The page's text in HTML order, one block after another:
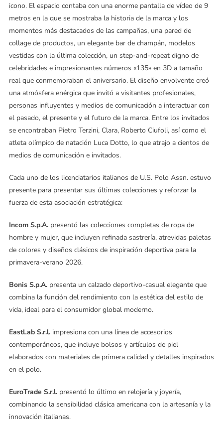
icono. El espacio contaba con una enorme pantalla de vídeo de 9
metros en la que se mostraba la historia de la marca y los
momentos más destacados de las campañas, una pared de
collage de productos, un elegante bar de champán, modelos
vestidas con la última colección, un step-and-repeat digno de
celebridades e impresionantes números «135» en 3D a tamaño
real que conmemoraban el aniversario. El diseño envolvente creó
una atmósfera enérgica que invitó a visitantes profesionales,
personas influyentes y medios de comunicación a interactuar con
el pasado, el presente y el futuro de la marca. Entre los invitados
se encontraban Pietro Terzini, Clara, Roberto Ciufoli, así como el
atleta olímpico de natación Luca Dotto, lo que atrajo a cientos de
medios de comunicación e invitados.
Cada uno de los licenciatarios italianos de U.S. Polo Assn. estuvo
presente para presentar sus últimas colecciones y reforzar la
fuerza de esta asociación estratégica:
Incom S.p.A.presentó las colecciones completas de ropa de
hombre y mujer, que incluyen refinada sastrería, atrevidas paletas
de colores y diseños clásicos de inspiración deportiva para la
primavera-verano 2026.
Bonis S.p.A.presenta un calzado deportivo-casual elegante que
combina la función del rendimiento con la estética del estilo de
vida, ideal para el consumidor global moderno.
EastLab S.r.l.impresiona con una línea de accesorios
contemporáneos, que incluye bolsos y artículos de piel
elaborados con materiales de primera calidad y detalles inspirados
en el polo.
EuroTrade S.r.l.presentó lo último en relojería y joyería,
combinando la sensibilidad clásica americana con la artesanía y la
innovación italianas.